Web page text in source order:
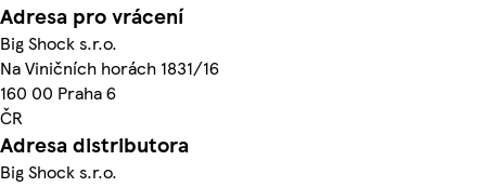
Adresa pro vrácení
Big Shock s.r.o.
Na Viničních horách 1831/16
160 00 Praha 6
ČR
Adresa distributora
Big Shock s.r.o.